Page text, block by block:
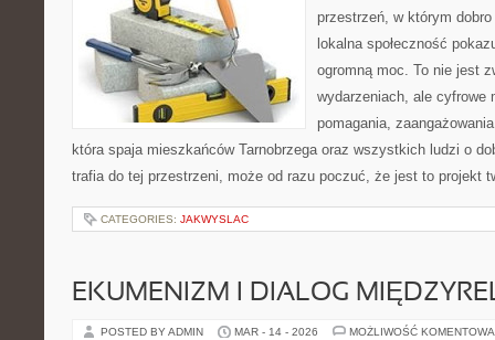
przestrzeń, w którym
lokalna społeczność
ogromną moc. To nie jest
wydarzeniach, ale cyfrowe
pomagania,
która spaja mieszkańców Tarnobrzega oraz wszystkich ludzi o
trafia do tej przestrzeni, może od razu poczuć, że jest to projekt
CATEGORIES: JAKWYSLAC
EKUMENIZM I DIALOG
POSTED BY ADMIN MAR - 14 - 2026 MOŻLIWOŚĆ